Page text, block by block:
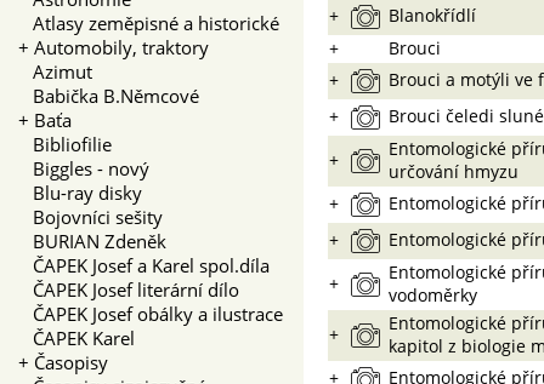
Atlasy zeměpisné a historické
+ Automobily, traktory
Azimut
Babička B.Němcové
+ Baťa
Bibliofilie
Biggles - nový
Blu-ray disky
Bojovníci sešity
BURIAN Zdeněk
ČAPEK Josef a Karel spol.díla
ČAPEK Josef literární dílo
ČAPEK Josef obálky a ilustrace
ČAPEK Karel
+ Časopisy
+
Blanokřídlí
+
Brouci
+
Brouci a motýli ve
+
Brouci čeledi
+
Entomologické
určování hmyzu
+
Entomologické
+
Entomologické
+
Entomologické
vodoměrky
+
Entomologické
kapitol z biologie
+
Entomologické